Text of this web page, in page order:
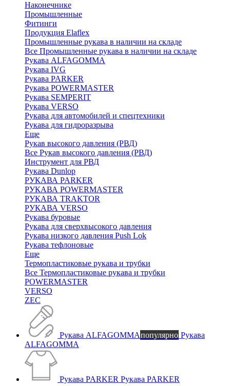
Наконечнике
Промышленные
Фитинги
Продукция Elaflex
Промышленные рукава в наличии на складе
Все Промышленные рукава в наличии на складе
Рукава ALFAGOMMA
Рукава IVG
Рукава PARKER
Рукава POWERMASTER
Рукава SEMPERIT
Рукава VERSO
Рукава для автомобилей и спецтехники
Рукава для гидроразрыва
Еще
Рукав высокого давления (РВД)
Все Рукав высокого давления (РВД)
Инструмент для РВД
Рукава Dunlop
РУКАВА PARKER
РУКАВА POWERMASTER
РУКАВА TRAKTOR
РУКАВА VERSO
Рукава буровые
Рукава для сверхвысокого давления
Рукава низкого давления Push Lok
Рукава тефлоновые
Еще
Термопластиковые рукава и трубки
Все Термопластиковые рукава и трубки
POWERMASTER
VERSO
ZEC
Рукава ALFAGOMMAпопулярно Рукава
ALFAGOMMA
Рукава PARKER Рукава PARKER